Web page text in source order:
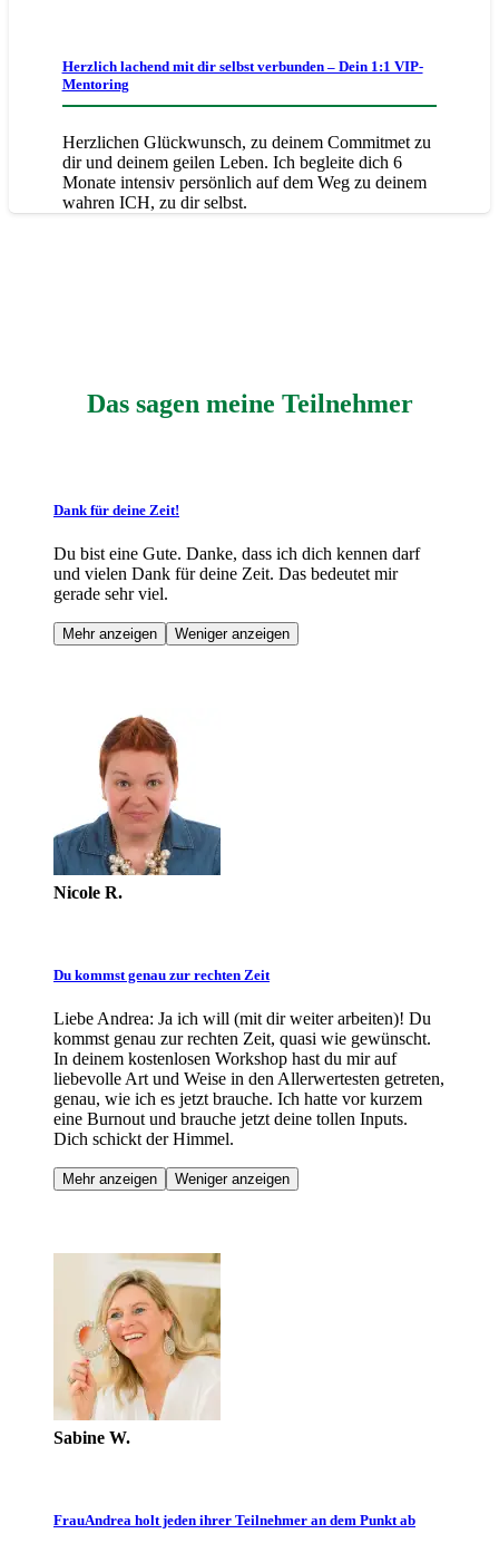
Herzlich lachend mit dir selbst verbunden – Dein 1:1 VIP-
Mentoring
Herzlichen Glückwunsch, zu deinem Commitmet zu
dir und deinem geilen Leben. Ich begleite dich 6
Monate intensiv persönlich auf dem Weg zu deinem
wahren ICH, zu dir selbst.
Das sagen meine Teilnehmer
Dank für deine Zeit!
Du bist eine Gute. Danke, dass ich dich kennen darf
und vielen Dank für deine Zeit. Das bedeutet mir
gerade sehr viel.
Mehr anzeigen Weniger anzeigen
Nicole R.
Du kommst genau zur rechten Zeit
Liebe Andrea: Ja ich will (mit dir weiter arbeiten)! Du
kommst genau zur rechten Zeit, quasi wie gewünscht.
In deinem kostenlosen Workshop hast du mir auf
liebevolle Art und Weise in den Allerwertesten getreten,
genau, wie ich es jetzt brauche. Ich hatte vor kurzem
eine Burnout und brauche jetzt deine tollen Inputs.
Dich schickt der Himmel.
Mehr anzeigen Weniger anzeigen
Sabine W.
FrauAndrea holt jeden ihrer Teilnehmer an dem Punkt ab